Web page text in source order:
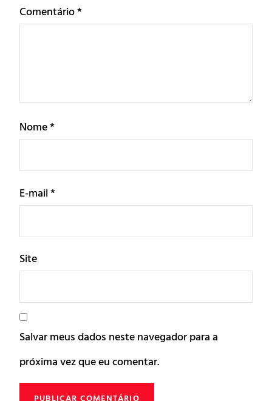
Comentário*
Nome*
E-mail*
Site
Salvar meus dados neste navegador para a
próxima vez que eu comentar.